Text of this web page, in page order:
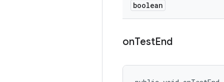
boolean
onTestEnd